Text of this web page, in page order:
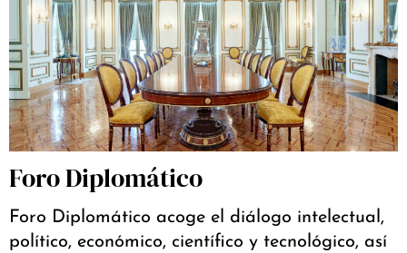
Foro Diplomático
Foro Diplomático acoge el diálogo intelectual,
político, económico, científico y tecnológico, así